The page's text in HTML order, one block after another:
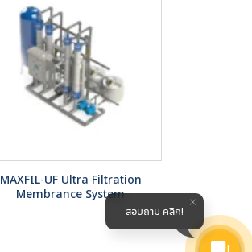
MAXFIL-UF Ultra Filtration
Membrance System
สอบถาม คลิก!